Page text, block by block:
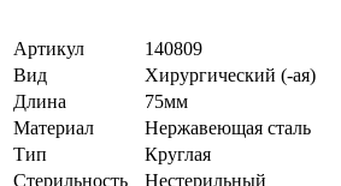
Артикул
140809
Вид
Хирургический (-ая)
Длина
75мм
Материал
Нержавеющая сталь
Тип
Круглая
Стерильность
Нестерильный